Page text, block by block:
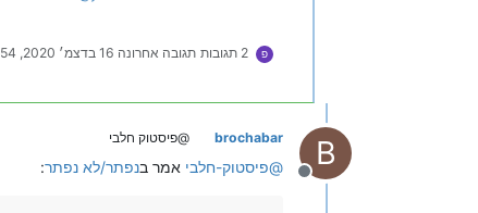
פ 2 תגובות תגובה אחרונה 16 בדצמ׳ 2020, 18:54
B
מנותק
brochabar @פיסטוק חלבי
@פיסטוק-חלבי אמר בנפתר/לא נפתר: